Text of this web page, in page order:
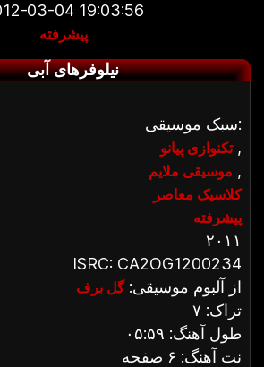
03-04 19:03:56
پیشرفته
نیلوفرهای آبی
سبک موسیقی:
تکنوازی پیانو,
موسیقی ملایم ,
کلاسیک معاصر
پیشرفته
۲۰۱۱
ISRC: CA2OG1200234
از آلبوم موسیقی:گل برف
تراک: ۷
طول آهنگ: ۰۵:۵۹
نت آهنگ: ۶ صفحه